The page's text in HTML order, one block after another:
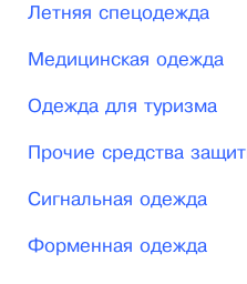
Летняя спецодежда
Медицинская одежда
Одежда для туризма
Прочие средства
Сигнальная одежда
Форменная одежда